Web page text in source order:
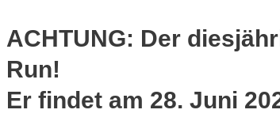
ACHTUNG: Der
Run!
Er findet am 28. Juni